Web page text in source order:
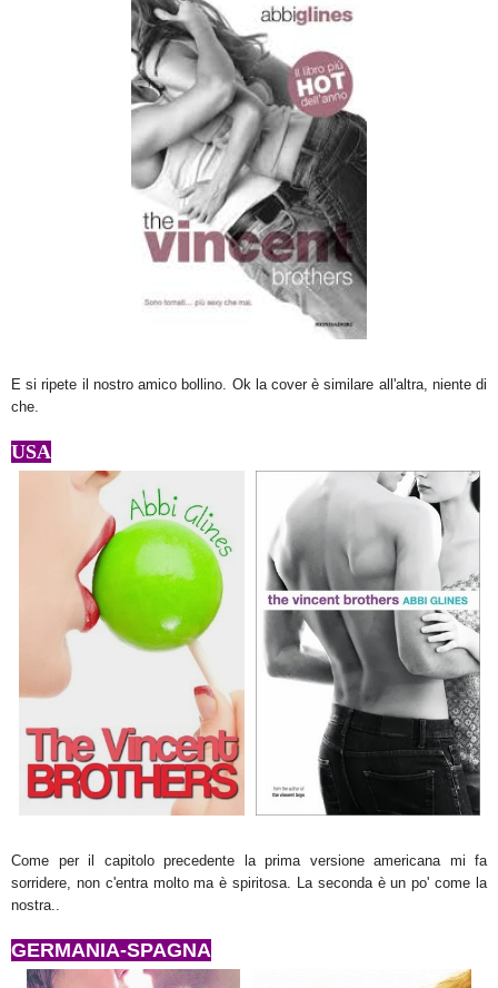
E si ripete il nostro amico bollino. Ok la cover è similare all'altra, niente di
che.
USA
Come per il capitolo precedente la prima versione americana mi fa
sorridere, non c'entra molto ma è spiritosa. La seconda è un po' come la
nostra..
GERMANIA-SPAGNA